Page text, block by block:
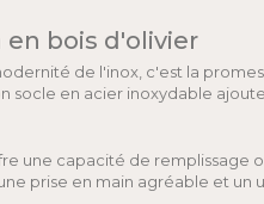
bois d'olivier
de l'inox, c'est la
socle en acier inoxydable
une capacité de
prise en main agréable et un